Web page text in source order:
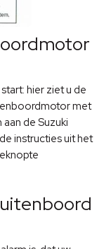
hier ziet u de
met
de Suzuki
instructies uit het